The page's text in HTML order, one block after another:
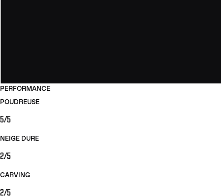
PERFORMANCE
POUDREUSE
5/5
NEIGE DURE
2/5
CARVING
2/5